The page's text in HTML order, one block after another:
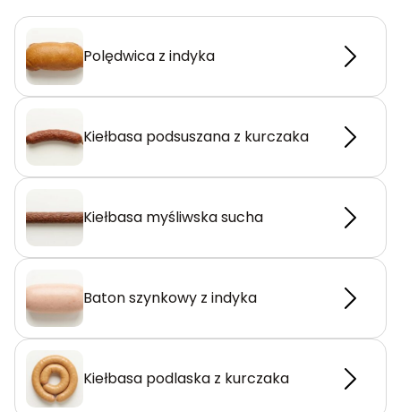
Polędwica z indyka
Kiełbasa podsuszana z kurczaka
Kiełbasa myśliwska sucha
Baton szynkowy z indyka
Kiełbasa podlaska z kurczaka